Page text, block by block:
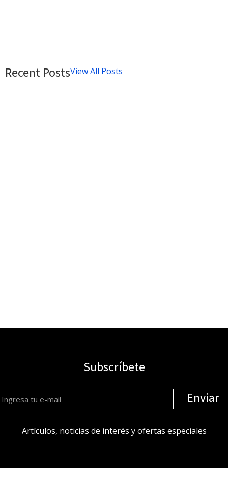
Recent PostsView All Posts
Subscríbete
Enviar
Artículos, noticias de interés y ofertas especiales